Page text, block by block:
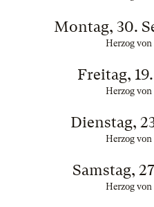
Montag, 30.
Herzog
Freitag,
Herzog
Dienstag,
Herzog
Samstag,
Herzog